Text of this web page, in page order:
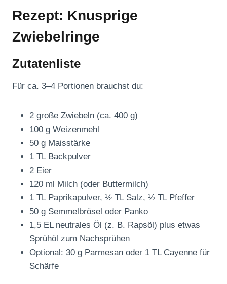
Rezept: Knusprige
Zwiebelringe
Zutatenliste
Für ca. 3–4 Portionen brauchst du:
2 große Zwiebeln (ca. 400 g)
100 g Weizenmehl
50 g Maisstärke
1 TL Backpulver
2 Eier
120 ml Milch (oder Buttermilch)
1 TL Paprikapulver, ½ TL Salz, ½ TL Pfeffer
50 g Semmelbrösel oder Panko
1,5 EL neutrales Öl (z. B. Rapsöl) plus etwas
Sprühöl zum Nachsprühen
Optional: 30 g Parmesan oder 1 TL Cayenne für
Schärfe